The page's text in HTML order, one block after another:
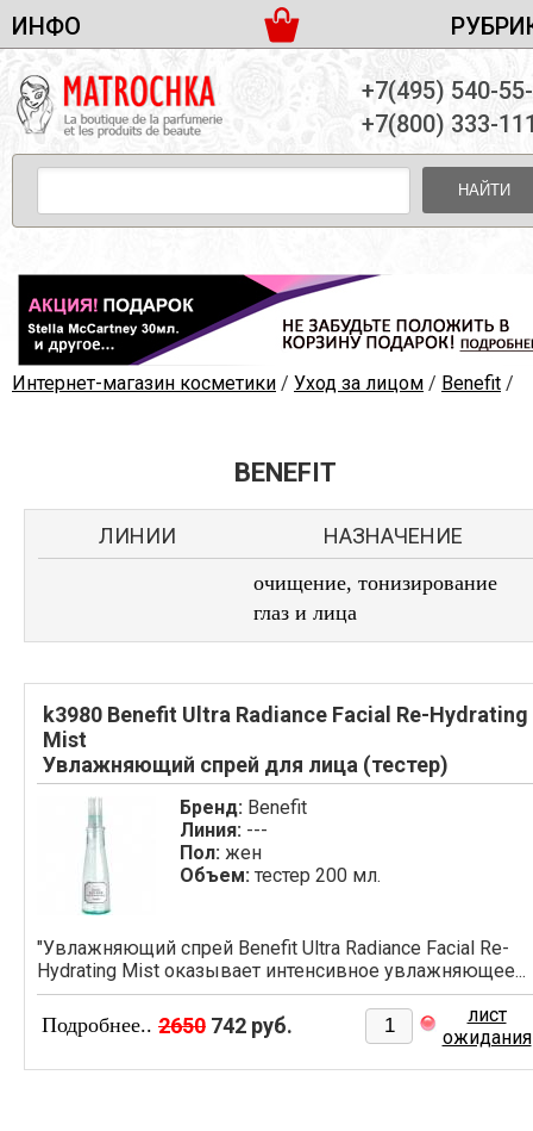
ИНФО
ДОСТАВКА И ОПЛАТА
ПАРТНЕРСТВО
КОНТАКТЫ
ЖЕНСКАЯ ПАРФЮМЕРИЯ
МУЖСКАЯ ПАРФЮМЕРИЯ
УНИСЕКС ПАРФЮМЕРИЯ
ЖЕНСКИЕ НАБОРЫ
МУЖСКИЕ НАБОРЫ
УНИСЕКС НАБОРЫ
УХОД ЗА ЛИЦОМ
УХОД ЗА ТЕЛОМ
ДЕКОРАТИВНАЯ КОСМЕТИКА
+7(495) 540-
+7(800) 333-
НАЙТИ
Интернет-магазин косметики / Уход за лицом / Benefit /
BENEFIT
ЛИНИИ НАЗНАЧЕНИЕ
очищение, тонизирование
глаз и лица
k3980 Benefit Ultra Radiance Facial Re-Hydrating
Mist
Увлажняющий спрей для лица (тестер)
Бренд: Benefit
Линия: ---
Пол: жен
Объем: тестер 200 мл.
"Увлажняющий спрей Benefit Ultra Radiance Facial Re-
Hydrating Mist оказывает интенсивное увлажняющее...
Подробнее.. 2650 742 руб.
лист
ожидания